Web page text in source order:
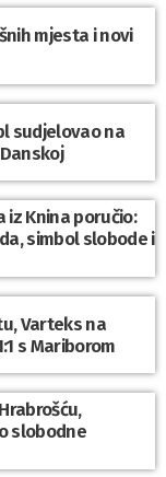
mjesta i novi
sudjelovao na
iz Knina poručio:
simbol slobode i
Varteks na
s Mariborom
slobodne